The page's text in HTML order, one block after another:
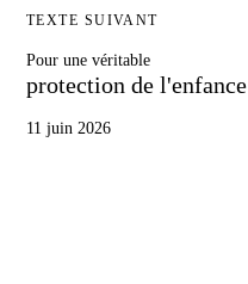
TEXTE SUIVANT
Pour une véritable
protection de l'enfance
11 juin 2026